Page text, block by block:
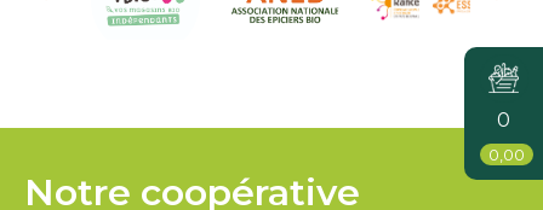
0
0,00
Notre coopérative